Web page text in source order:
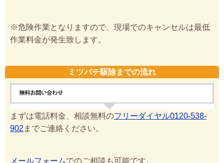
※危険作業となりますので、現場でのキャンセルは最低
作業料金が発生致します。
ミツバチ駆除までの流れ
まずは電話料金、相談無料のフリーダイヤル0120-538-
902 までご連絡ください。
メールフォームでのご相談も可能です。